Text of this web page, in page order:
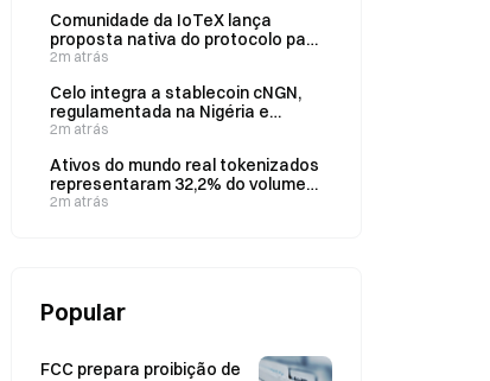
Comunidade da IoTeX lança
proposta nativa do protocolo para
distribuição de recompensas aos
2m atrás
Celo integra a stablecoin cNGN,
regulamentada na Nigéria e
lastreada em reservas de naira na
2m atrás
Ativos do mundo real tokenizados
representaram 32,2% do volume
da Hyperliquid no 2º trimestre,
2m atrás
Popular
FCC prepara proibição de